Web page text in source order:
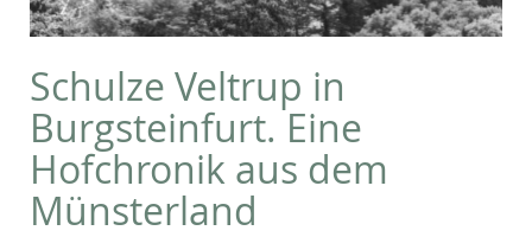
Schulze Veltrup in
Burgsteinfurt. Eine
Hofchronik aus dem
Münsterland